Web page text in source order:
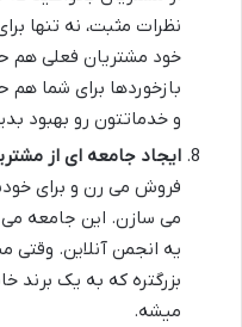
نظرات مثبت، نه تنها
خود مشتریان فعلی هم
بازخوردها برای شما هم
و خدماتتون رو بهبود
ایجاد جامعه ای از
فروش می رن و برای
می سازن. این جامعه می
یه انجمن آنلاین.
بزرگتره که به یک برند
میشه.